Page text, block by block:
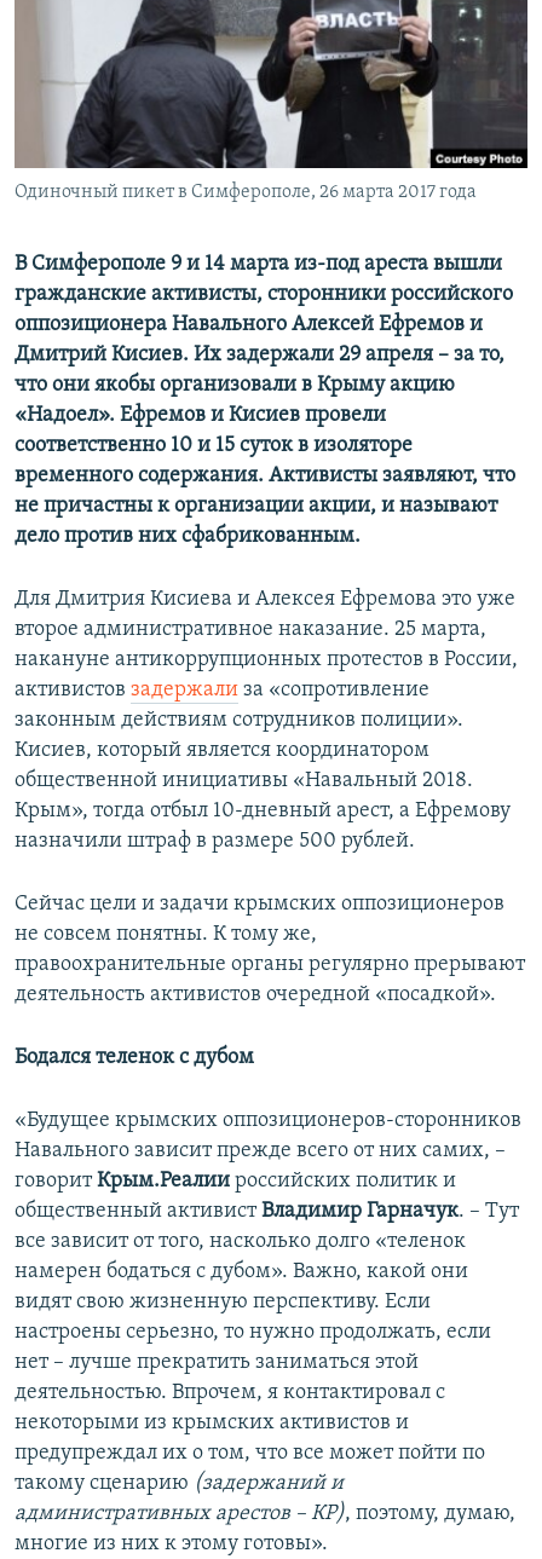
ПОБЕДИТЕЛЕЙ НЕ СУДЯТ?
КРЫМ.НЕПОКОРЕННЫЙ
ELIFBE
УКРАИНСКАЯ ПРОБЛЕМА КРЫМА
ПРИСОЕДИНЯЙТЕСЬ!
Все сайты RFE/RL
Одиночный пикет в Симферополе, 26 марта 2017 года
В Симферополе 9 и 14 марта из-под ареста вышли
гражданские активисты, сторонники российского
оппозиционера Навального Алексей Ефремов и
Дмитрий Кисиев. Их задержали 29 апреля – за то,
что они якобы организовали в Крыму акцию
«Надоел». Ефремов и Кисиев провели
соответственно 10 и 15 суток в изоляторе
временного содержания. Активисты заявляют, что
не причастны к организации акции, и называют
дело против них сфабрикованным.
Для Дмитрия Кисиева и Алексея Ефремова это уже
второе административное наказание. 25 марта,
накануне антикоррупционных протестов в России,
активистов задержали за «сопротивление
законным действиям сотрудников полиции».
Кисиев, который является координатором
общественной инициативы «Навальный 2018.
Крым», тогда отбыл 10-дневный арест, а Ефремову
назначили штраф в размере 500 рублей.
Сейчас цели и задачи крымских оппозиционеров
не совсем понятны. К тому же,
правоохранительные органы регулярно прерывают
деятельность активистов очередной «посадкой».
Бодался теленок с дубом
«Будущее крымских оппозиционеров-сторонников
Навального зависит прежде всего от них самих, –
говоритКрым.Реалии российских политик и
общественный активистВладимир Гарначук. – Тут
все зависит от того, насколько долго «теленок
намерен бодаться с дубом». Важно, какой они
видят свою жизненную перспективу. Если
настроены серьезно, то нужно продолжать, если
нет – лучше прекратить заниматься этой
деятельностью. Впрочем, я контактировал с
некоторыми из крымских активистов и
предупреждал их о том, что все может пойти по
такому сценарию (задержаний и
административных арестов – КР), поэтому, думаю,
многие из них к этому готовы».